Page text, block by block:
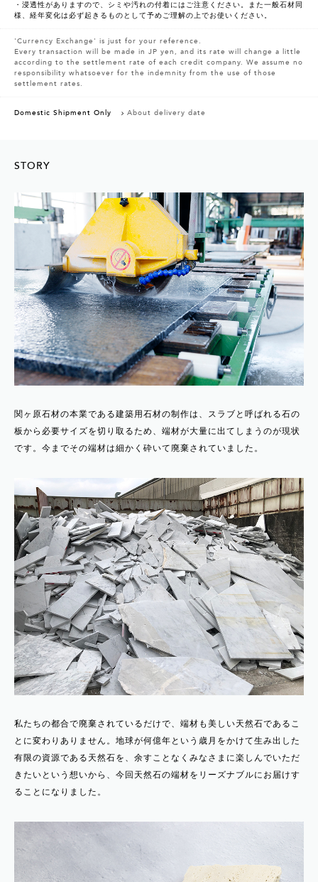
・浸透性がありますので、シミや汚れの付着にはご注意ください。また一般石材同
様、経年変化は必ず起きるものとして予めご理解の上でお使いください。
'Currency Exchange' is just for your reference.
Every transaction will be made in JP yen, and its rate will change a little
according to the settlement rate of each credit company. We assume no
responsibility whatsoever for the indemnity from the use of those
settlement rates.
Domestic Shipment Only About delivery date
STORY
関ヶ原石材の本業である建築用石材の制作は、スラブと呼ばれる石の
板から必要サイズを切り取るため、端材が大量に出てしまうのが現状
です。今までその端材は細かく砕いて廃棄されていました。
私たちの都合で廃棄されているだけで、端材も美しい天然石であるこ
とに変わりありません。地球が何億年という歳月をかけて生み出した
有限の資源である天然石を、余すことなくみなさまに楽しんでいただ
きたいという想いから、今回天然石の端材をリーズナブルにお届けす
ることになりました。